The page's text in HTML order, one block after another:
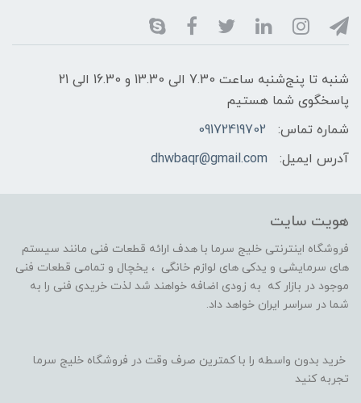
شنبه تا پنج‌شنبه ساعت 7.30 الی 13.30 و 16.30 الی 21
پاسخگوی شما هستیم
شماره تماس:
09172419702
آدرس ایمیل:
dhwbaqr@gmail.com
هویت سایت
فروشگاه اینترنتی خلیج سرما با هدف ارائه قطعات فنی مانند سیستم
های سرمایشی و یدکی های لوازم خانگی ، یخچال و تمامی قطعات فنی
موجود در بازار که به زودی اضافه خواهند شد لذت خریدی فنی را به
شما در سراسر ایران خواهد داد.
خرید بدون واسطه را با کمترین صرف وقت در فروشگاه خلیج سرما
تجربه کنید